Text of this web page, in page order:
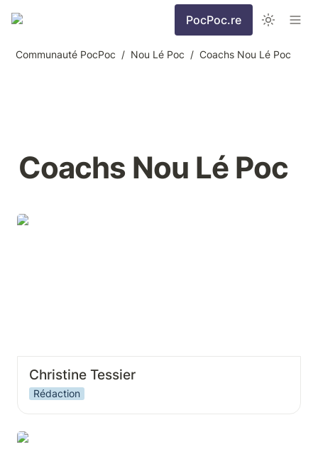
PocPoc.re
Communauté PocPoc / Nou Lé Poc / Coachs Nou Lé Poc
Coachs Nou Lé Poc
Christine Tessier
Christine Tessier
Rédaction
Coralie Valdebouze